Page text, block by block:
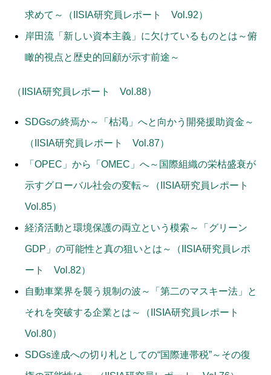
求めて～（IISIA研究員レポート Vol.92）
岸田流「新しい資本主義」に欠けているものとは～俯
瞰的視点と歴史的回顧が示す前途～
（IISIA研究員レポート Vol.88）
SDGsの終焉か～「枯渇」へと向かう開発援助資金～
（IISIA研究員レポート Vol.87）
「OPEC」から「OMEC」へ～国際組織の栄枯盛衰が
示すグローバル社会の変転～（IISIA研究員レポート
Vol.85）
経済活動と環境保護の両立という模索～「グリーン
GDP」の可能性と真の狙いとは～（IISIA研究員レポ
ート Vol.82）
自動車業界を襲う規制の波～「第二のマスキー法」と
それを突破する企業とは～（IISIA研究員レポート
Vol.80）
SDGs達成への切り札としての“国際連帯税”～その復